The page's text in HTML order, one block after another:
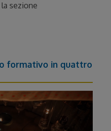
sezione
formativo in quattro